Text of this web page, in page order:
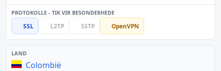
SSL L2TP SSTP OpenVPN
Colombië